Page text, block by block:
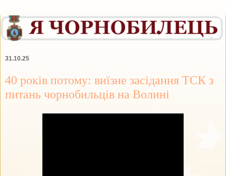
31.10.25
40 років потому: виїзне засідання ТСК з
питань чорнобильців на Волині